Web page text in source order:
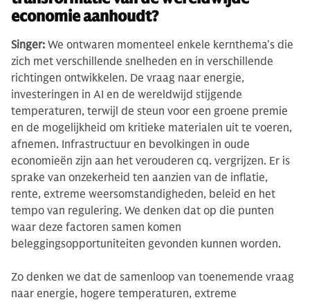
economie aanhoudt?
Singer: We ontwaren momenteel enkele kernthema's die
zich met verschillende snelheden en in verschillende
richtingen ontwikkelen. De vraag naar energie,
investeringen in AI en de wereldwijd stijgende
temperaturen, terwijl de steun voor een groene premie
en de mogelijkheid om kritieke materialen uit te voeren,
afnemen. Infrastructuur en bevolkingen in oude
economieën zijn aan het verouderen cq. vergrijzen. Er is
sprake van onzekerheid ten aanzien van de inflatie,
rente, extreme weersomstandigheden, beleid en het
tempo van regulering. We denken dat op die punten
waar deze factoren samen komen
beleggingsopportuniteiten gevonden kunnen worden.
Zo denken we dat de samenloop van toenemende vraag
naar energie, hogere temperaturen, extreme